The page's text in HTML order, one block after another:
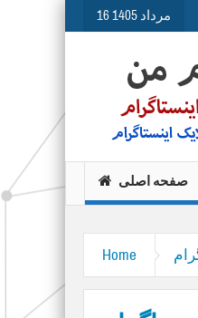
16 مرداد 1405
صفحه اصلی
Home